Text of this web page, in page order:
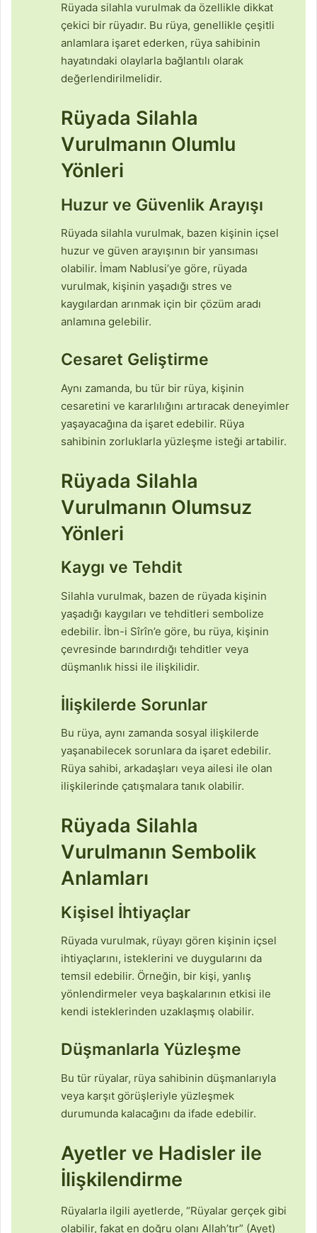
Rüyada silahla vurulmak da özellikle dikkat
çekici bir rüyadır. Bu rüya, genellikle çeşitli
anlamlara işaret ederken, rüya sahibinin
hayatındaki olaylarla bağlantılı olarak
değerlendirilmelidir.
Rüyada Silahla
Vurulmanın Olumlu
Yönleri
Huzur ve Güvenlik Arayışı
Rüyada silahla vurulmak, bazen kişinin içsel
huzur ve güven arayışının bir yansıması
olabilir. İmam Nablusi’ye göre, rüyada
vurulmak, kişinin yaşadığı stres ve
kaygılardan arınmak için bir çözüm aradı
anlamına gelebilir.
Cesaret Geliştirme
Aynı zamanda, bu tür bir rüya, kişinin
cesaretini ve kararlılığını artıracak deneyimler
yaşayacağına da işaret edebilir. Rüya
sahibinin zorluklarla yüzleşme isteği artabilir.
Rüyada Silahla
Vurulmanın Olumsuz
Yönleri
Kaygı ve Tehdit
Silahla vurulmak, bazen de rüyada kişinin
yaşadığı kaygıları ve tehditleri sembolize
edebilir. İbn-i Sîrîn’e göre, bu rüya, kişinin
çevresinde barındırdığı tehditler veya
düşmanlık hissi ile ilişkilidir.
İlişkilerde Sorunlar
Bu rüya, aynı zamanda sosyal ilişkilerde
yaşanabilecek sorunlara da işaret edebilir.
Rüya sahibi, arkadaşları veya ailesi ile olan
ilişkilerinde çatışmalara tanık olabilir.
Rüyada Silahla
Vurulmanın Sembolik
Anlamları
Kişisel İhtiyaçlar
Rüyada vurulmak, rüyayı gören kişinin içsel
ihtiyaçlarını, isteklerini ve duygularını da
temsil edebilir. Örneğin, bir kişi, yanlış
yönlendirmeler veya başkalarının etkisi ile
kendi isteklerinden uzaklaşmış olabilir.
Düşmanlarla Yüzleşme
Bu tür rüyalar, rüya sahibinin düşmanlarıyla
veya karşıt görüşleriyle yüzleşmek
durumunda kalacağını da ifade edebilir.
Ayetler ve Hadisler ile
İlişkilendirme
Rüyalarla ilgili ayetlerde, “Rüyalar gerçek gibi
olabilir, fakat en doğru olanı Allah’tır” (Ayet)